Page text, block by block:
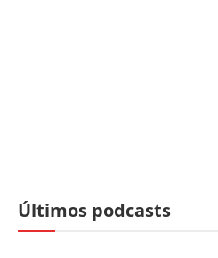
Últimos podcasts